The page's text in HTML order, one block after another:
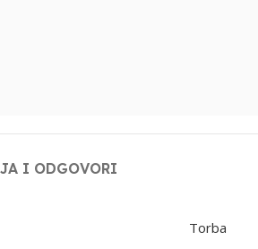
I ODGOVORI
Torba